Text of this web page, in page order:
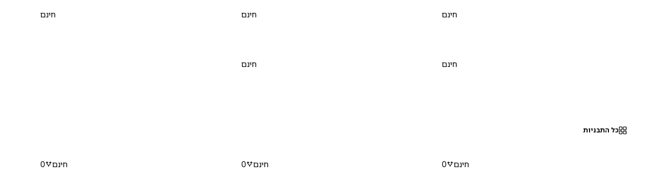
חינם חינם חינם
חינם חינם
כל התבניות
חינם 0 חינם 0 חינם 0